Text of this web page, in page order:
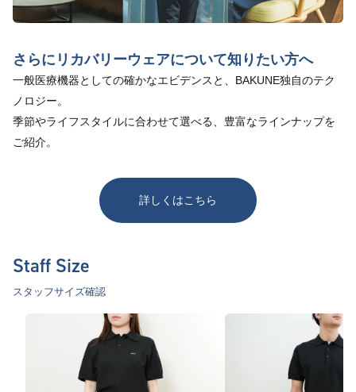
さらにリカバリーウェアについて知りたい方へ
一般医療機器としての確かなエビデンスと、BAKUNE独自のテク
ノロジー。
季節やライフスタイルに合わせて選べる、豊富なラインナップを
ご紹介。
詳しくはこちら
Staff Size
スタッフサイズ確認